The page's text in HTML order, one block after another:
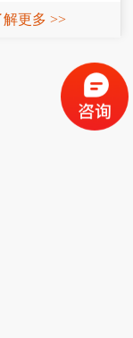
解更多 >>
度精度士1%